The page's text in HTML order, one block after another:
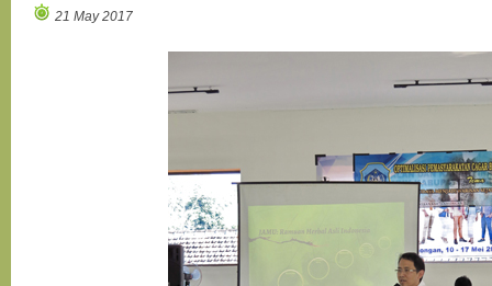
21 May 2017